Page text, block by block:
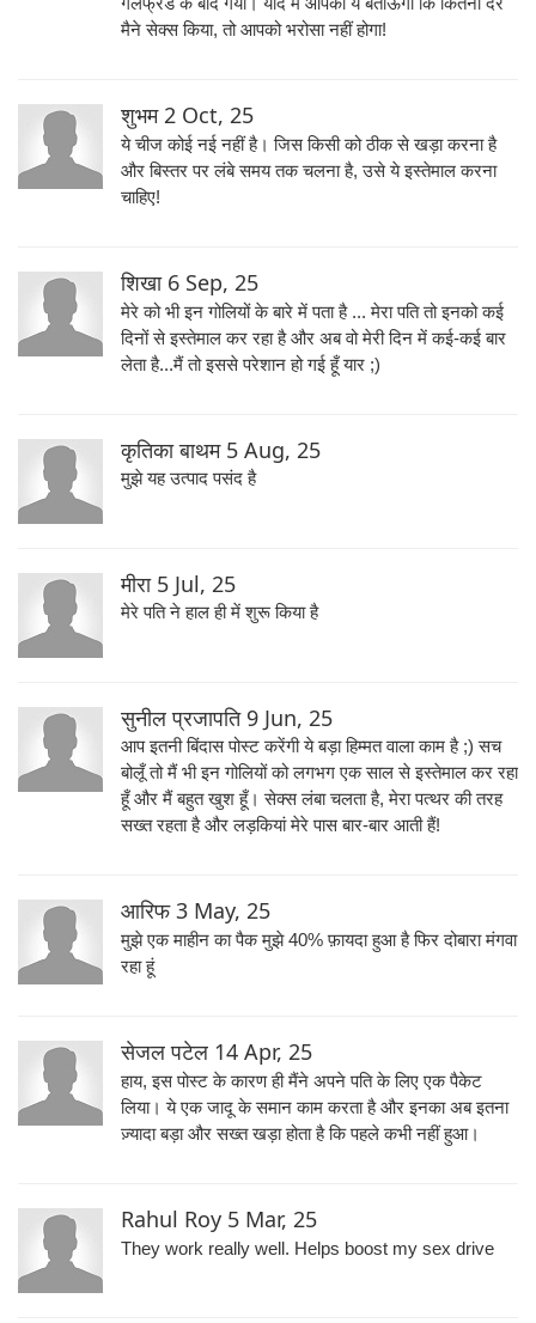
मैने सेक्स किया, तो आपको भरोसा नहीं होगा!
शुभम2 Oct, 25
ये चीज कोई नई नहीं है। जिस किसी को ठीक से खड़ा करना है
और बिस्तर पर लंबे समय तक चलना है, उसे ये इस्तेमाल करना
चाहिए!
शिखा 6 Sep, 25
मेरे को भी इन गोलियों के बारे में पता है ... मेरा पति तो इनको कई
दिनों से इस्तेमाल कर रहा है और अब वो मेरी दिन में कई-कई बार
लेता है...मैं तो इससे परेशान हो गई हूँ यार ;)
कृतिका बाथम 5 Aug, 25
मुझे यह उत्पाद पसंद है
मीरा 5 Jul, 25
मेरे पति ने हाल ही में शुरू किया है
सुनील प्रजापति 9 Jun, 25
आप इतनी बिंदास पोस्ट करेंगी ये बड़ा हिम्मत वाला काम है ;) सच
बोलूँ तो मैं भी इन गोलियों को लगभग एक साल से इस्तेमाल कर रहा
हूँ और मैं बहुत खुश हूँ। सेक्स लंबा चलता है, मेरा पत्थर की तरह
सख्त रहता है और लड़कियां मेरे पास बार-बार आती हैं!
आरिफ3 May, 25
मुझे एक माहीन का पैक मुझे 40% फ़ायदा हुआ है फिर दोबारा मंगवा
रहा हूं
सेजल पटेल 14 Apr, 25
हाय, इस पोस्ट के कारण ही मैंने अपने पति के लिए एक पैकेट
लिया। ये एक जादू के समान काम करता है और इनका अब इतना
ज़्यादा बड़ा और सख्त खड़ा होता है कि पहले कभी नहीं हुआ।
Rahul Roy 5 Mar, 25
They work really well. Helps boost my sex drive